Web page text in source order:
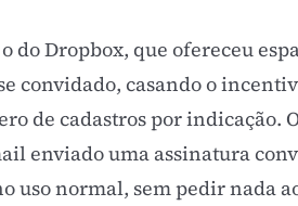
do Dropbox, que ofereceu
convidado, casando o
de cadastros por indicação.
enviado uma assinatura
normal, sem pedir nada